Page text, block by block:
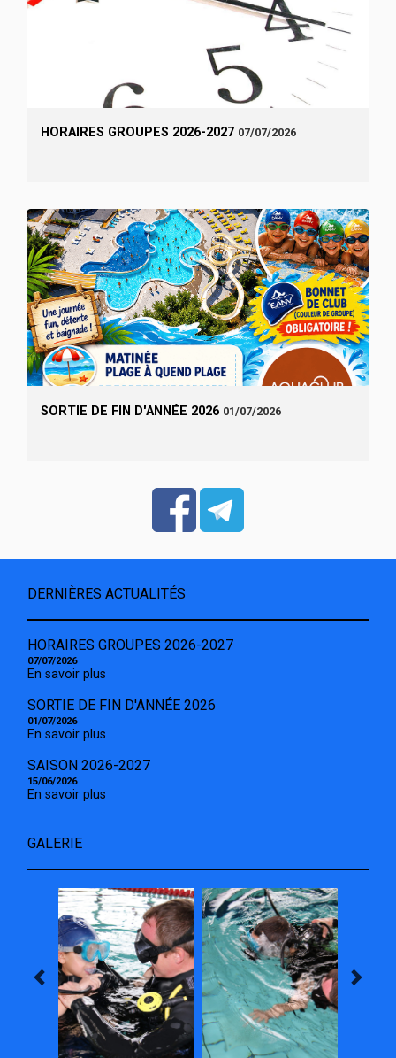
HORAIRES GROUPES 2026-2027 07/07/2026
SORTIE DE FIN D'ANNÉE 2026 01/07/2026
DERNIÈRES ACTUALITÉS
HORAIRES GROUPES 2026-2027
07/07/2026
En savoir plus
SORTIE DE FIN D'ANNÉE 2026
01/07/2026
En savoir plus
SAISON 2026-2027
15/06/2026
En savoir plus
GALERIE